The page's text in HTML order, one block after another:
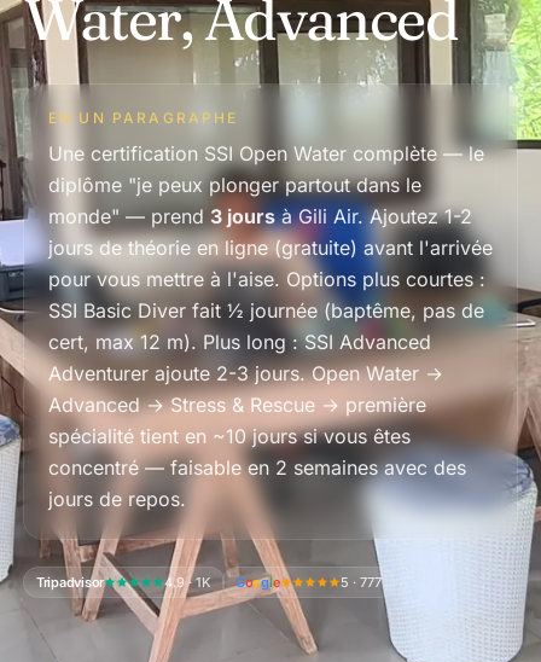
Water, Advanced
EN UN PARAGRAPHE
Une certification SSI Open Water complète — le
diplôme "je peux plonger partout dans le
monde" — prend 3 joursà Gili Air. Ajoutez 1-2
jours de théorie en ligne (gratuite) avant l'arrivée
pour vous mettre à l'aise. Options plus courtes :
SSI Basic Diver fait ½ journée (baptême, pas de
cert, max 12 m). Plus long : SSI Advanced
Adventurer ajoute 2-3 jours. Open Water →
Advanced → Stress & Rescue → première
spécialité tient en ~10 jours si vous êtes
concentré — faisable en 2 semaines avec des
jours de repos.
Tripadvisor 4.9 · 1K Google 5 · 777